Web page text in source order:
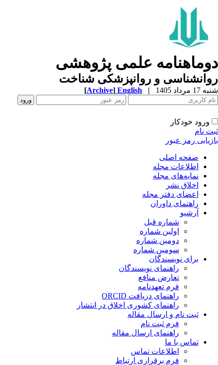
علمی پژوهشی
و روانپزشکی شناخت
مرداد 1405 |
English
[Archive]
ورود خودکار
نام
رمز عبور
صفحه اصلی
اطلاعات مجله
نمایه‌های مجله
اخلاق نشر
اعضای دفتر مجله
راهنمای داوران
آرشیو
شماره قبل
اولین شماره
دومین شماره
سومین شماره
برای نویسندگان
راهنمای نویسندگان
تعارض منافع
فرم تعهدنامه
راهنمای دریافت ORCID
راهنمای کشوری اخلاق در انتشار
ثبت نام و ارسال مقاله
فرم ثبت نام
راهنمای ارسال مقاله
تماس با ما
اطلاعات تماس
فرم برقراری ارتباط